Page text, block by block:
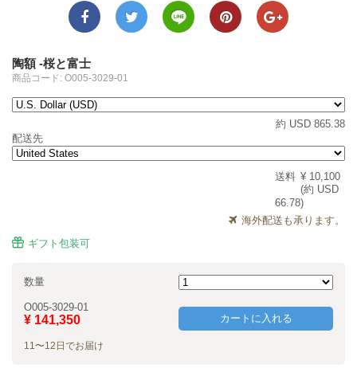
陶額 -桜と富士
商品コード: O005-3029-01
約 USD 865.38
配送先
送料 ¥ 10,100
(約 USD
66.78)
海外配送も承ります。
ギフト包装可
数量
カートに入れる
O005-3029-01
¥ 141,350
11〜12日でお届け